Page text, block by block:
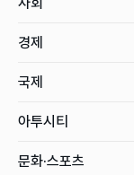
경제
국제
아투시티
문화·스포츠